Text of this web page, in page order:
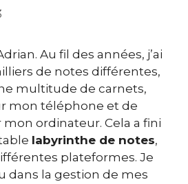
Au fil des années, j’ai
de notes différentes,
multitude de carnets,
mon téléphone et de
ordinateur. Cela a fini
labyrinthe de notes,
plateformes. Je
dans la gestion de mes